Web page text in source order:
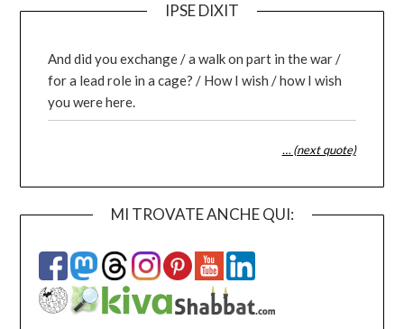
IPSE DIXIT
And did you exchange / a walk on part in the war /
for a lead role in a cage? / How I wish / how I wish
you were here.
… (next quote)
MI TROVATE ANCHE QUI: